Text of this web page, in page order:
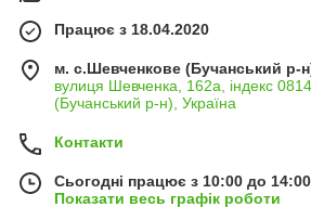
Працює з 18.04.2020
м. с.Шевченкове (Бучанський р-
вулиця Шевченка, 162а, індекс
(Бучанський р-н), Україна
Контакти
Сьогодні працює з 10:00 до 14:00
Показати весь графік роботи